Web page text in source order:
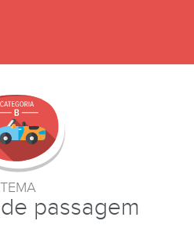
TEMA
passagem